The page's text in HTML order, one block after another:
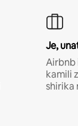
Je,
Airbnb
kamili
shirika